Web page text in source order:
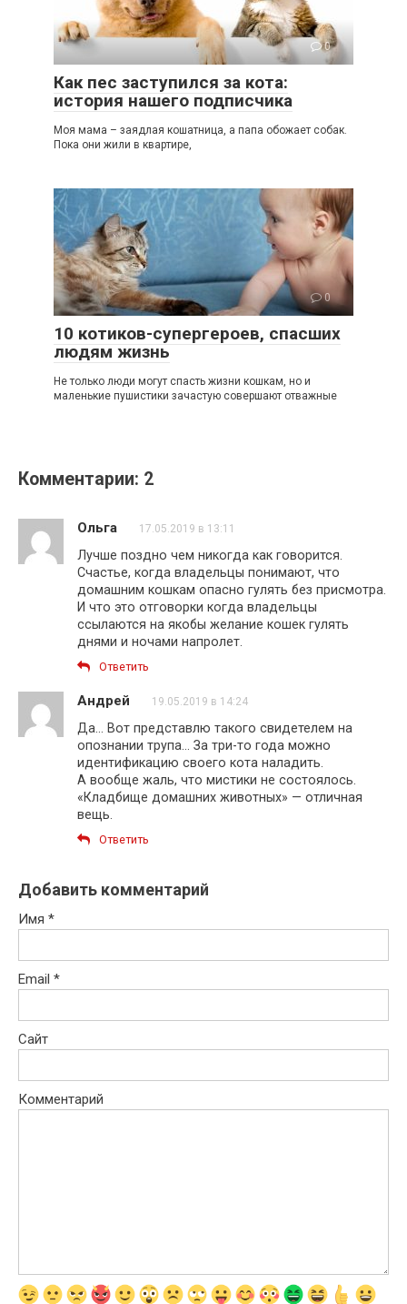
0
Как пес заступился за кота:
история нашего подписчика
Моя мама – заядлая кошатница, а папа обожает собак.
Пока они жили в квартире,
0
10 котиков-супергероев, спасших
людям жизнь
Не только люди могут спасть жизни кошкам, но и
маленькие пушистики зачастую совершают отважные
Комментарии: 2
Ольга 17.05.2019 в 13:11
Лучше поздно чем никогда как говорится.
Счастье, когда владельцы понимают, что
домашним кошкам опасно гулять без присмотра.
И что это отговорки когда владельцы
ссылаются на якобы желание кошек гулять
днями и ночами напролет.
Ответить
Андрей 19.05.2019 в 14:24
Да… Вот представлю такого свидетелем на
опознании трупа… За три-то года можно
идентификацию своего кота наладить.
А вообще жаль, что мистики не состоялось.
«Кладбище домашних животных» — отличная
вещь.
Ответить
Добавить комментарий
Имя *
Email *
Сайт
Комментарий